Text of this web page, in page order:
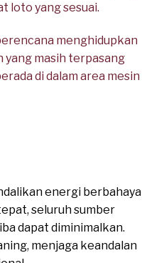
loto yang sesuai.
menghidupkan
masih terpasang
di dalam area mesin
energi berbahaya
seluruh sumber
dapat diminimalkan.
menjaga keandalan